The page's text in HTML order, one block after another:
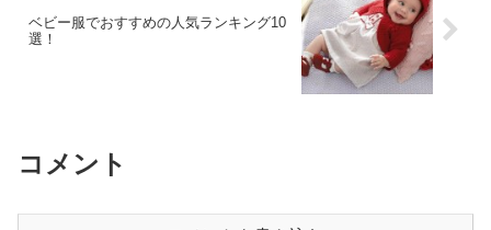
ベビー服でおすすめの人気ランキング10
選！
コメント